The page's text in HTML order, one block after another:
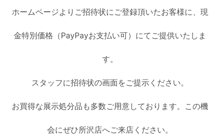
ホームページよりご招待状にご登録頂いたお客様に、現
金特別価格（PayPayお支払い可）にてご提供いたしま
す。
スタッフに招待状の画面をご提示ください。
お買得な展示処分品も多数ご用意しております。この機
会にぜひ所沢店へご来店ください。